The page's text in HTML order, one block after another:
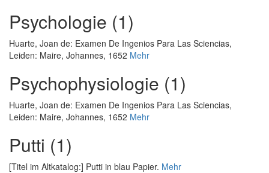
Psychologie (1)
Huarte, Joan de: Examen De Ingenios Para Las Sciencias,
Leiden: Maire, Johannes, 1652 Mehr
Psychophysiologie (1)
Huarte, Joan de: Examen De Ingenios Para Las Sciencias,
Leiden: Maire, Johannes, 1652 Mehr
Putti (1)
[Titel im Altkatalog:] Putti in blau Papier. Mehr